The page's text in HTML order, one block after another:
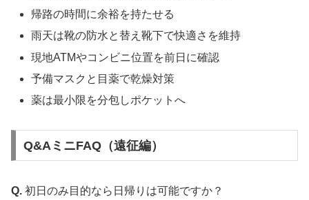
帰路の時間に余裕を持たせる
雨天は靴の防水と替え靴下で快適さを維持
現地ATMやコンビニ位置を前日に確認
予備マスクと目薬で乾燥対策
薬は最小限を分包しポケットへ
Q&AミニFAQ（遠征編）
Q. 初日のみ目的なら日帰りは可能ですか？